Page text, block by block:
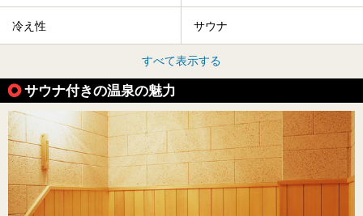
冷え性 サウナ
すべて表示する
サウナ付きの温泉の魅力